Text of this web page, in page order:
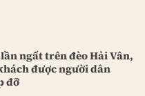
ngất trên đèo Hải Vân,
được người dân
đỡ